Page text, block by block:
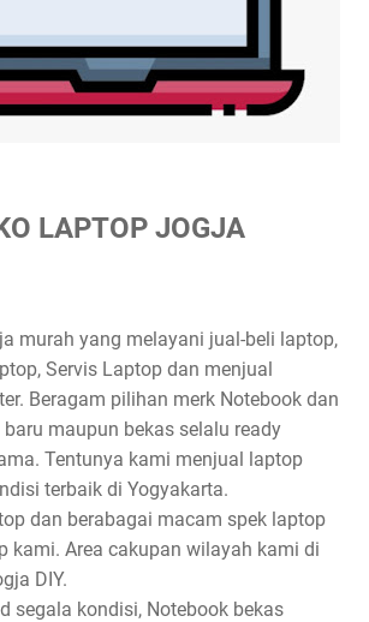
LAPTOP JOGJA
murah yang melayani jual-beli laptop,
Servis Laptop dan menjual
Beragam pilihan merk Notebook dan
maupun bekas selalu ready
Tentunya kami menjual laptop
terbaik di Yogyakarta.
dan berabagai macam spek laptop
kami. Area cakupan wilayah kami di
DIY.
segala kondisi, Notebook bekas